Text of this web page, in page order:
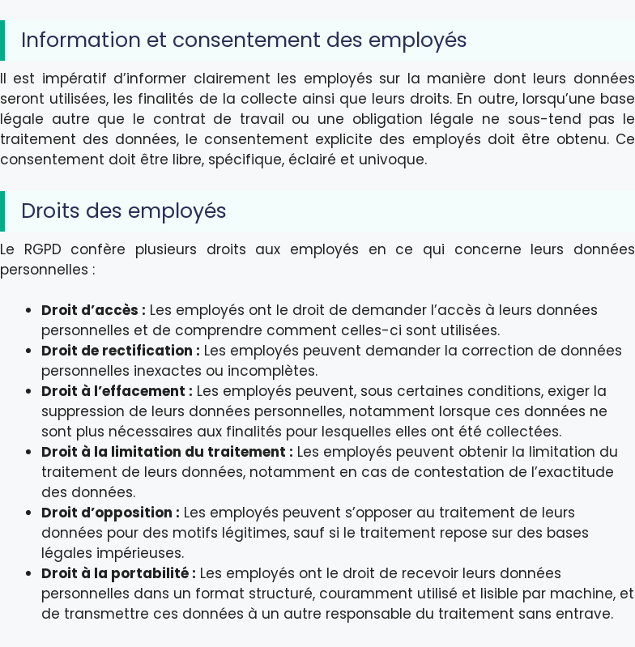
Information et consentement des employés
Il est impératif d’informer clairement les employés sur la manière dont leurs données
seront utilisées, les finalités de la collecte ainsi que leurs droits. En outre, lorsqu’une base
légale autre que le contrat de travail ou une obligation légale ne sous-tend pas le
traitement des données, le consentement explicite des employés doit être obtenu. Ce
consentement doit être libre, spécifique, éclairé et univoque.
Droits des employés
Le RGPD confère plusieurs droits aux employés en ce qui concerne leurs données
personnelles :
Droit d’accès : Les employés ont le droit de demander l’accès à leurs données
personnelles et de comprendre comment celles-ci sont utilisées.
Droit de rectification : Les employés peuvent demander la correction de données
personnelles inexactes ou incomplètes.
Droit à l’effacement : Les employés peuvent, sous certaines conditions, exiger la
suppression de leurs données personnelles, notamment lorsque ces données ne
sont plus nécessaires aux finalités pour lesquelles elles ont été collectées.
Droit à la limitation du traitement : Les employés peuvent obtenir la limitation du
traitement de leurs données, notamment en cas de contestation de l’exactitude
des données.
Droit d’opposition : Les employés peuvent s’opposer au traitement de leurs
données pour des motifs légitimes, sauf si le traitement repose sur des bases
légales impérieuses.
Droit à la portabilité : Les employés ont le droit de recevoir leurs données
personnelles dans un format structuré, couramment utilisé et lisible par machine, et
de transmettre ces données à un autre responsable du traitement sans entrave.